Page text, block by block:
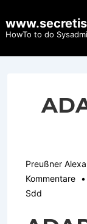
Zum
Inhalt
HowTo to do
Preußner
Kommentare
Sdd